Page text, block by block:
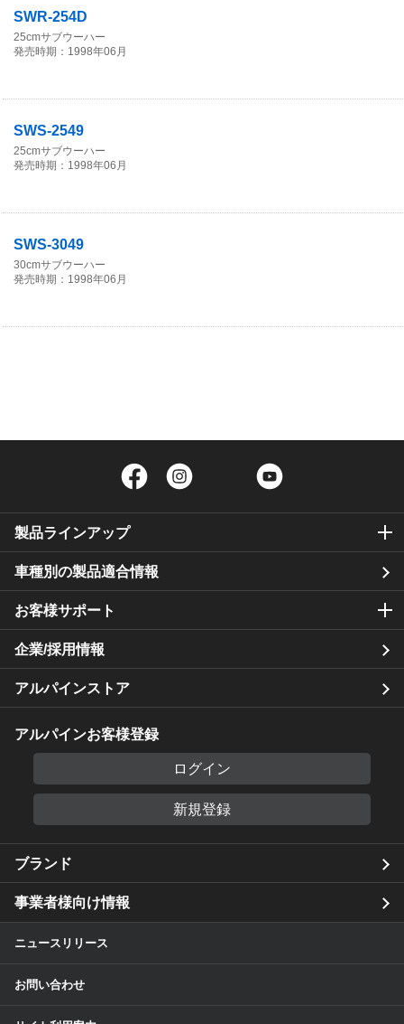
SWR-254D
25cmサブウーハー
発売時期：1998年06月
SWS-2549
25cmサブウーハー
発売時期：1998年06月
SWS-3049
30cmサブウーハー
発売時期：1998年06月
Facebook Twitter
製品ラインアップ
車種別の製品適合情報
お客様サポート
企業/採用情報
アルパインストア
アルパインお客様登録
ログイン
新規登録
ブランド
事業者様向け情報
ニュースリリース
お問い合わせ